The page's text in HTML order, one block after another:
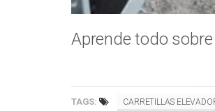
Aprende todo sobre
TAGS: CARRETILLAS